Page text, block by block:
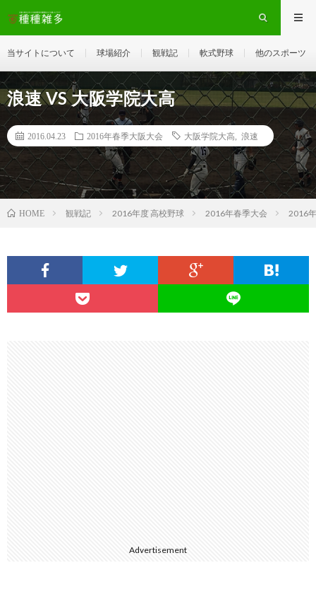
当サイトについて 球場紹介 観戦記 軟式野球 他のスポーツ
浪速 VS 大阪学院大高
2016.04.23 2016年春季大阪大会 大阪学院大高 浪速
HOME 観戦記 2016年度 高校野球 2016年春季大会 2016
Advertisement